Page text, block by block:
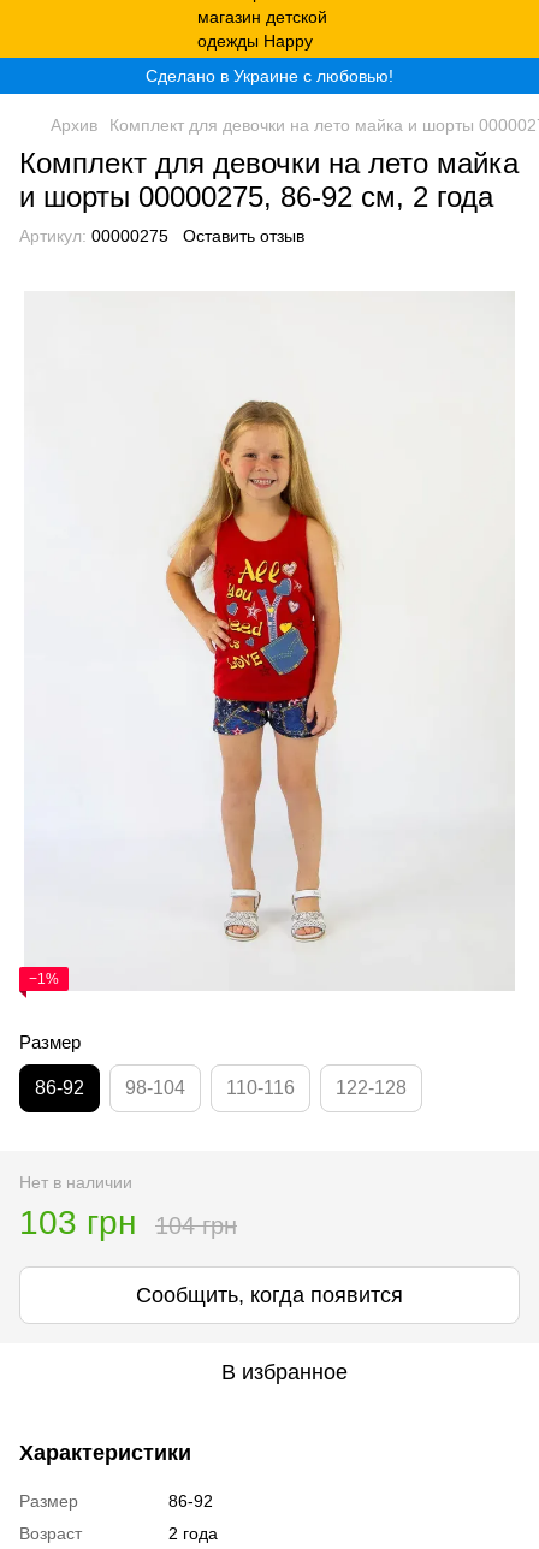
Сделано в Украине с любовью!
Архив Комплект для девочки на лето майка и шорты
Комплект для девочки на лето майка
и шорты 00000275, 86-92 см, 2 года
Артикул: 00000275 Оставить отзыв
−1%
Размер
86-92 98-104 110-116 122-128
Нет в наличии
103 грн 104 грн
Сообщить, когда появится
В избранное
Характеристики
Размер
86-92
Возраст
2 года